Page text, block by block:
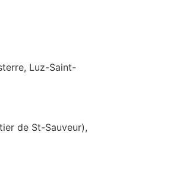
Luz-Saint-
de St-Sauveur),